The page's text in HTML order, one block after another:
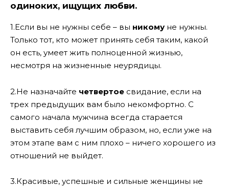
одиноких, ищущих любви.
1.Если вы не нужны себе – вы никому не нужны.
Только тот, кто может принять себя таким, какой
он есть, умеет жить полноценной жизнью,
несмотря на жизненные неурядицы.
2.Не назначайте четвертое свидание, если на
трех предыдущих вам было некомфортно. С
самого начала мужчина всегда старается
выставить себя лучшим образом, но, если уже на
этом этапе вам с ним плохо – ничего хорошего из
отношений не выйдет.
3.Красивые, успешные и сильные женщины не